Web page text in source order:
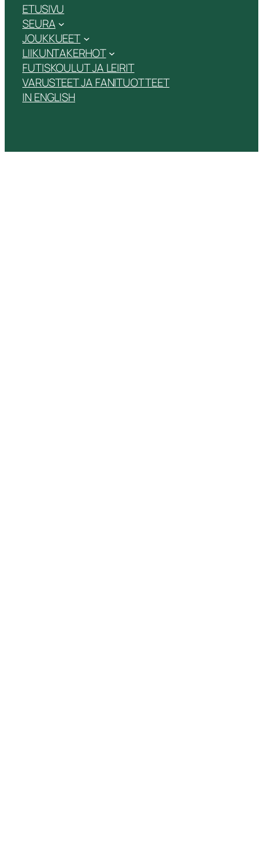
ETUSIVU
SEURA
JOUKKUEET
LIIKUNTAKERHOT
FUTISKOULUT JA LEIRIT
VARUSTEET JA FANITUOTTEET
IN ENGLISH